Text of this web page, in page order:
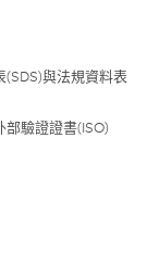
(SDS)與法規資料表
部驗證證書(ISO)